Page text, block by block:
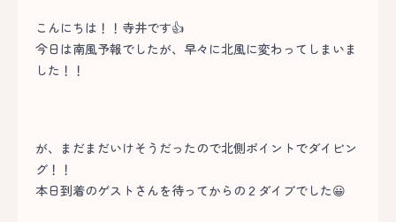
こんにちは！！寺井です👍
今日は南風予報でしたが、早々に北風に変わってしまいま
した！！
が、まだまだいけそうだったので北側ポイントでダイビン
グ！！
本日到着のゲストさんを待ってからの２ダイブでした😀